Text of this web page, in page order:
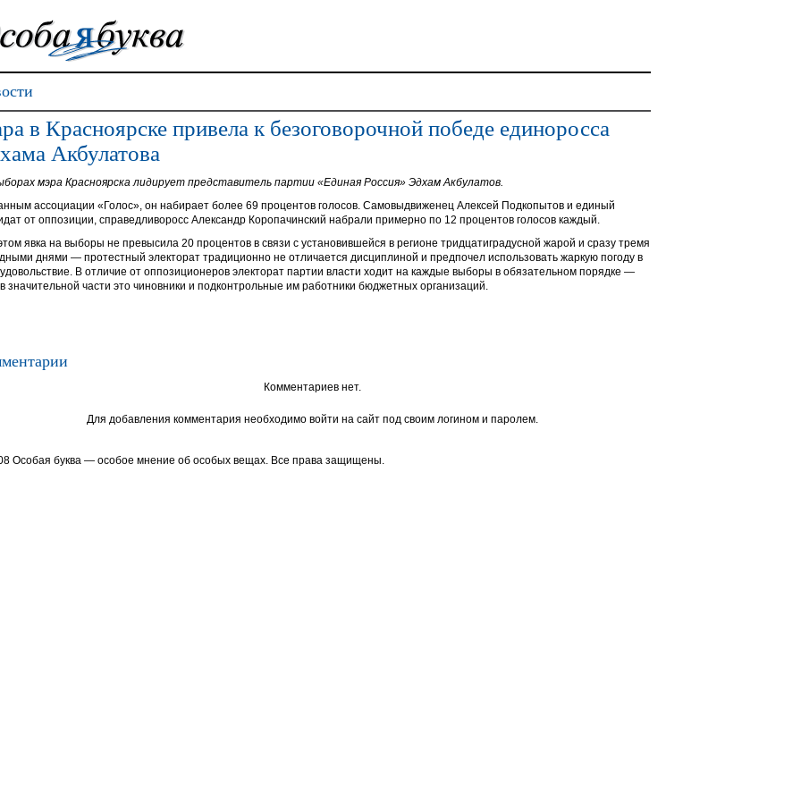
в Красноярске привела к безоговорочной победе единоросса
Акбулатова
мэра Красноярска лидирует представитель партии «Единая Россия» Эдхам Акбулатов.
ассоциации «Голос», он набирает более 69 процентов голосов. Самовыдвиженец Алексей Подкопытов и единый
от оппозиции, справедливоросс Александр Коропачинский набрали примерно по 12 процентов голосов каждый.
явка на выборы не превысила 20 процентов в связи с установившейся в регионе тридцатиградусной жарой и сразу тремя
днями — протестный электорат традиционно не отличается дисциплиной и предпочел использовать жаркую погоду в
В отличие от оппозиционеров электорат партии власти ходит на каждые выборы в обязательном порядке —
значительной части это чиновники и подконтрольные им работники бюджетных организаций.
Комментариев нет.
Для добавления комментария необходимо войти на сайт под своим логином и паролем.
Особая буква — особое мнение об особых вещах. Все права защищены.